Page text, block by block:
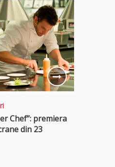
Chef”: premiera
din 23